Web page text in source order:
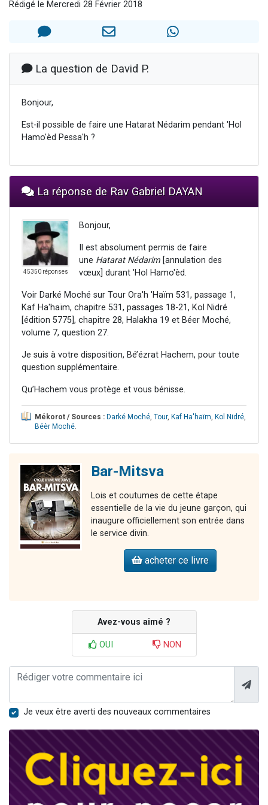
4 personnes viennent de faire un don pour Reloger Rivka, 6 enfants, victime de violences...
3 nouvelles musiques dans Torah-Box Music
Rédigé le Mercredi 28 Février 2018
La question de David P.
Bonjour,
Est-il possible de faire une Hatarat Nédarim pendant 'Hol
Hamo'èd Pessa'h ?
La réponse de Rav Gabriel DAYAN
45350 réponses
Bonjour,
Il est absolument permis de faire
une Hatarat Nédarim [annulation des
vœux] durant 'Hol Hamo'èd.
Voir Darké Moché sur Tour Ora'h 'Haïm 531, passage 1,
Kaf Ha'haïm, chapitre 531, passages 18-21, Kol Nidré
[édition 5775], chapitre 28, Halakha 19 et Béer Moché,
volume 7, question 27.
Je suis à votre disposition, Bé’ézrat Hachem, pour toute
question supplémentaire.
Qu’Hachem vous protège et vous bénisse.
Mékorot / Sources : Darké Moché, Tour, Kaf Ha'haïm, Kol Nidré,
Béèr Moché.
Bar-Mitsva
Lois et coutumes de cette étape
essentielle de la vie du jeune garçon, qui
inaugure officiellement son entrée dans
le service divin.
acheter ce livre
Avez-vous aimé ?
OUI NON
Je veux être averti des nouveaux commentaires